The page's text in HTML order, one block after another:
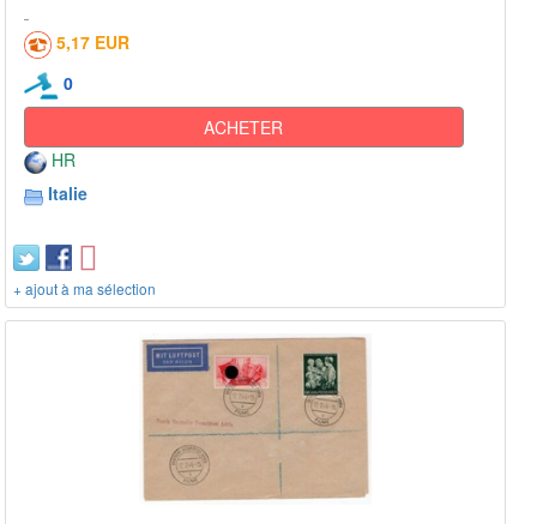
5,17 EUR
0
ACHETER
HR
Italie
+ ajout à ma sélection